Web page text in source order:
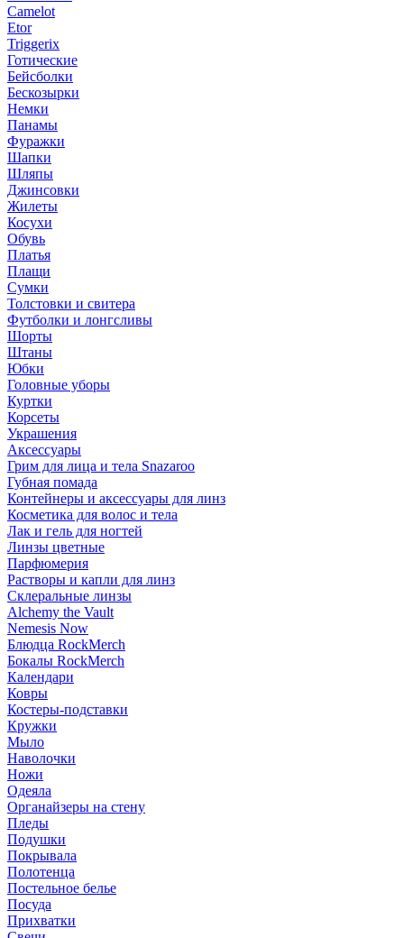
Camelot
Etor
Triggerix
Готические
Бейсболки
Бескозырки
Немки
Панамы
Фуражки
Шапки
Шляпы
Джинсовки
Жилеты
Косухи
Обувь
Платья
Плащи
Сумки
Толстовки и свитера
Футболки и лонгсливы
Шорты
Штаны
Юбки
Головные уборы
Куртки
Корсеты
Украшения
Аксессуары
Грим для лица и тела Snazaroo
Губная помада
Контейнеры и аксессуары для линз
Косметика для волос и тела
Лак и гель для ногтей
Линзы цветные
Парфюмерия
Растворы и капли для линз
Склеральные линзы
Alchemy the Vault
Nemesis Now
Блюдца RockMerch
Бокалы RockMerch
Календари
Ковры
Костеры-подставки
Кружки
Мыло
Наволочки
Ножи
Одеяла
Органайзеры на стену
Пледы
Подушки
Покрывала
Полотенца
Постельное белье
Посуда
Прихватки